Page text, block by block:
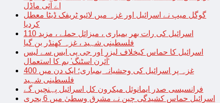
اے آئی ماڈل
گوگل میپ نے اسرائیل اور غزہ میں لائیو ٹریفک ڈیٹا معطل
کردیا
اسرائیل کی رات بھر بمباری ، میزائل حملے ، مزید 110
فلسطینی شہید ، غزہ کھنڈر بن گیا
اسرائیل کا حماس کیخلاف لیزر اور جی پی ایس سے لیس
‘آئرن اسٹنگ’ بم کا استعمال
غزہ پر اسرائیل کی وحشیانہ بمباری؛ ایک دن میں 400
فلسطینی شہید
فرانسیسی صدر ایمانوئل میکرون کل اسرائیل پہنچیں گے
اسرائیل حماس کشیدگی چین نے مشرق وسطیٰ میں 6 بحری